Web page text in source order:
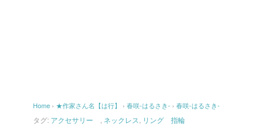
Home › ★作家さん名【は行】 › 春咲-はるさき- › 春咲-はるさき-
タグ: アクセサリー ネックレス リング 指輪